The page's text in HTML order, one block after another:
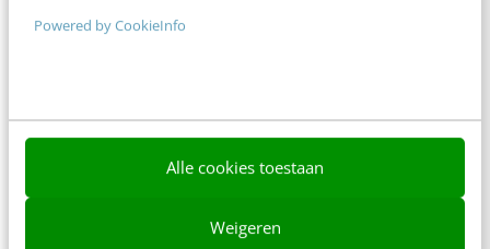
Powered by CookieInfo
Alle cookies toestaan
Weigeren
Klantcontact & CX